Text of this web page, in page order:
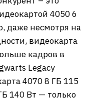
4050 6
даже несмотря на
видеокарта
кадров в
Legacy
4070 8 ГБ 115
140 Вт — только